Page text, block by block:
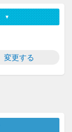
変更する